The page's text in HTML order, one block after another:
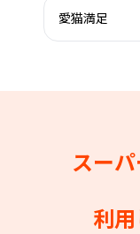
愛猫満足
スー
利